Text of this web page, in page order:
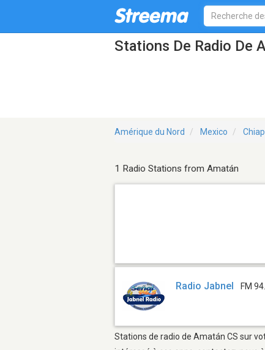
Stations De Radio De
Amérique du Nord Mexico
1 Radio Stations from Amatán
Radio Jabnel FM
Stations de radio de Amatán CS sur